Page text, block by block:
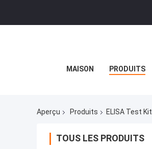
MAISON PRODUITS
Aperçu Produits ELISA Test Kit
TOUS LES PRODUITS